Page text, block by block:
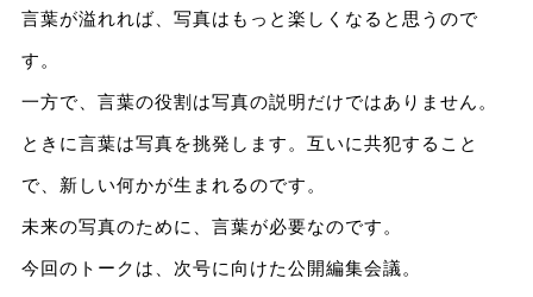
言葉が溢れれば、写真はもっと楽しくなると思うので
す。
一方で、言葉の役割は写真の説明だけではありません。
ときに言葉は写真を挑発します。互いに共犯すること
で、新しい何かが生まれるのです。
未来の写真のために、言葉が必要なのです。
今回のトークは、次号に向けた公開編集会議。